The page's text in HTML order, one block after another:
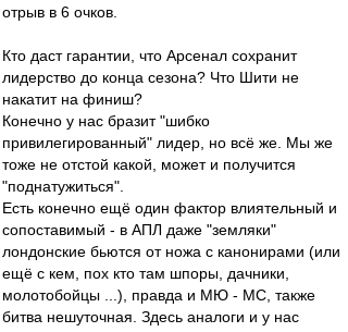
отрыв в 6 очков.
Кто даст гарантии, что Арсенал сохранит
лидерство до конца сезона? Что Шити не
накатит на финиш?
Конечно у нас бразит "шибко
привилегированный" лидер, но всё же. Мы же
тоже не отстой какой, может и получится
"поднатужиться".
Есть конечно ещё один фактор влиятельный и
сопоставимый - в АПЛ даже "земляки"
лондонские бьются от ножа с канонирами (или
ещё с кем, пох кто там шпоры, дачники,
молотобойцы ...), правда и МЮ - МС, также
битва нешуточная. Здесь аналоги и у нас